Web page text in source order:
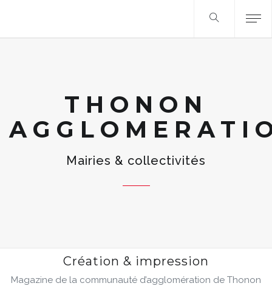
THONON
Mairies & collectivités
Création & impression
Magazine de la communauté d’agglomération de Thonon